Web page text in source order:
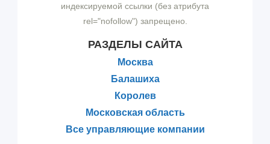
индексируемой ссылки (без атрибута
rel="nofollow") запрещено.
РАЗДЕЛЫ САЙТА
Москва
Балашиха
Королев
Московская область
Все управляющие компании